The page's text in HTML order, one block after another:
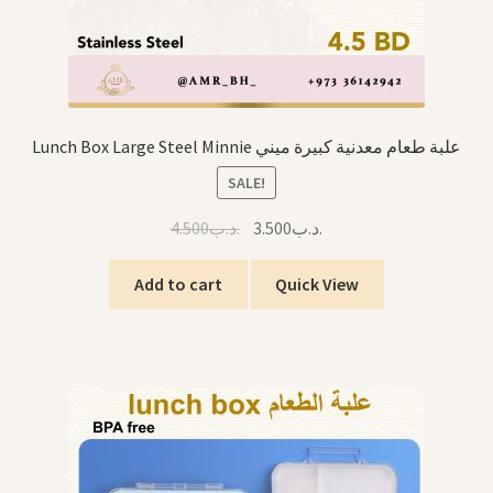
Lunch Box Large Steel Minnie علبة طعام معدنية كبيرة ميني
SALE!
.د.ب4.500
Original
.د.ب4.500.
.د.ب3.500
is:
Add to cart Quick View